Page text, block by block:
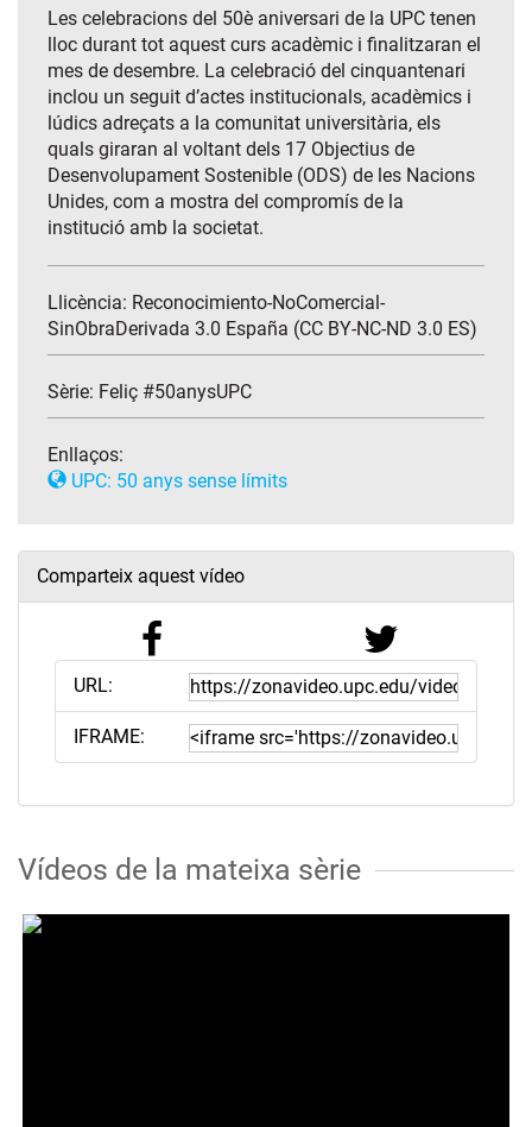
Les celebracions del 50è aniversari de la UPC tenen
lloc durant tot aquest curs acadèmic i finalitzaran el
mes de desembre. La celebració del cinquantenari
inclou un seguit d’actes institucionals, acadèmics i
lúdics adreçats a la comunitat universitària, els
quals giraran al voltant dels 17 Objectius de
Desenvolupament Sostenible (ODS) de les Nacions
Unides, com a mostra del compromís de la
institució amb la societat.
Llicència: Reconocimiento-NoComercial-
SinObraDerivada 3.0 España (CC BY-NC-ND 3.0 ES)
Sèrie: Feliç #50anysUPC
Enllaços:
UPC: 50 anys sense límits
Comparteix aquest vídeo
URL:
IFRAME:
Vídeos de la mateixa sèrie